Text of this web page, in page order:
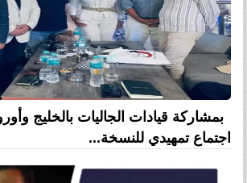
بمشاركة قيادات الجاليات بالخليج
اجتماع تمهيدي للنسخة...